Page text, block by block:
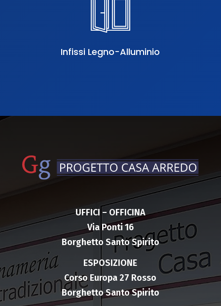
Infissi Legno-Alluminio
UFFICI – OFFICINA
Via Ponti 16
Borghetto Santo Spirito
ESPOSIZIONE
Corso Europa 27 Rosso
Borghetto Santo Spirito